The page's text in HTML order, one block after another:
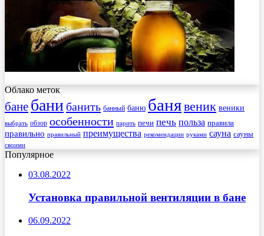
Облако меток
бане бани банить банный баню банявеник веники
выбрать обзор особенности парить печи печь польза правила
правильно правильный преимущества рекомендации руками сауна сауны
своими
Популярное
03.08.2022
Установка правильной вентиляции в бане
06.09.2022